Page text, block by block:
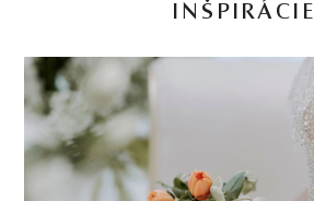
INŠPIRÁCIE